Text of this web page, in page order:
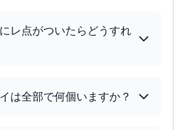
レ点がついたらどうすれ
は全部で何個いますか？